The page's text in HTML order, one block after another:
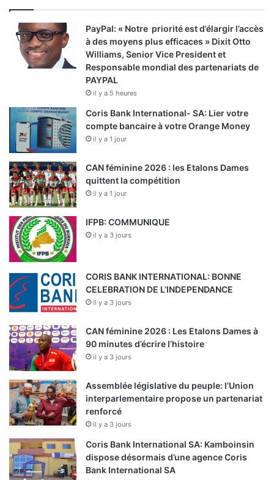
PayPal: « Notre priorité est d’élargir l’accès
à des moyens plus efficaces » Dixit Otto
Williams, Senior Vice President et
Responsable mondial des partenariats de
PAYPAL
il y a 5 heures
Coris Bank International- SA: Lier votre
compte bancaire à votre Orange Money
il y a 1 jour
CAN féminine 2026 : les Etalons Dames
quittent la compétition
il y a 1 jour
IFPB: COMMUNIQUE
il y a 3 jours
CORIS BANK INTERNATIONAL: BONNE
CELEBRATION DE L’INDEPENDANCE
il y a 3 jours
CAN féminine 2026 : Les Etalons Dames à
90 minutes d’écrire l’histoire
il y a 3 jours
Assemblée législative du peuple: l’Union
interparlementaire propose un partenariat
renforcé
il y a 3 jours
Coris Bank International SA: Kamboinsin
dispose désormais d’une agence Coris
Bank International SA